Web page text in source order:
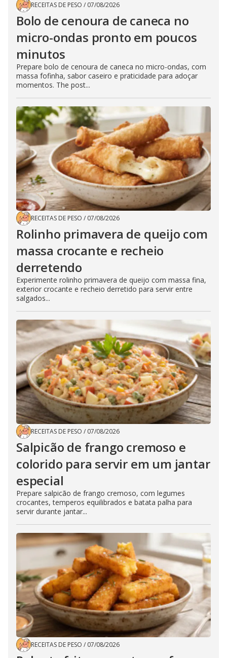
RECEITAS DE PESO / 07/08/2026
Bolo de cenoura de caneca no
micro-ondas pronto em poucos
minutos
Prepare bolo de cenoura de caneca no micro-ondas, com
massa fofinha, sabor caseiro e praticidade para adoçar
momentos. The post...
RECEITAS DE PESO / 07/08/2026
Rolinho primavera de queijo com
massa crocante e recheio
derretendo
Experimente rolinho primavera de queijo com massa fina,
exterior crocante e recheio derretido para servir entre
salgados...
RECEITAS DE PESO / 07/08/2026
Salpicão de frango cremoso e
colorido para servir em um jantar
especial
Prepare salpicão de frango cremoso, com legumes
crocantes, temperos equilibrados e batata palha para
servir durante jantar...
RECEITAS DE PESO / 07/08/2026